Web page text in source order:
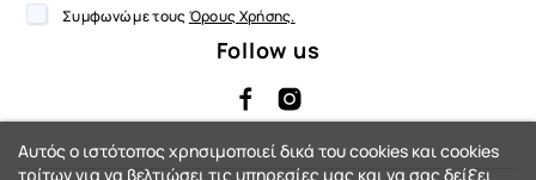
Συμφωνώ με τους Όρους Χρήσης.
Follow us
Αυτός ο ιστότοπος χρησιμοποιεί δικά του cookies και cookies
τρίτων για να βελτιώσει τις υπηρεσίες μας και να σας δείξει